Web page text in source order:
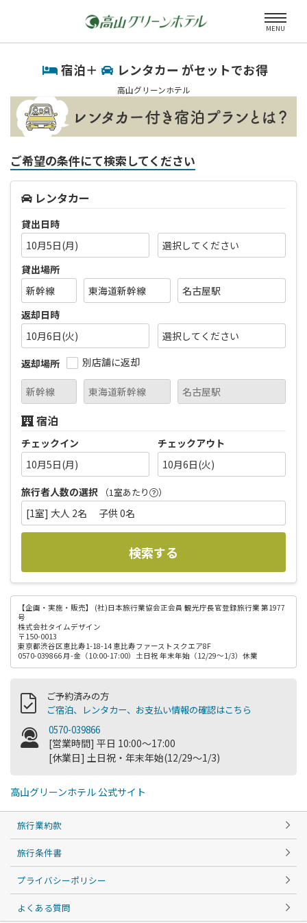
MENU
宿泊＋ レンタカー がセットでお得
高山グリーンホテル
ご希望の条件にて検索してください
レンタカー
貸出日時
10月5日(月)
貸出場所
返却日時
10月6日(火)
返却場所
別店舗に返却
宿泊
チェックイン
10月5日(月)
チェックアウト
10月6日(火)
旅行者人数の選択
（1室あたり ）
[1室] 大人 2名 子供 0名
検索する
【企画・実施・販売】
(社)日本旅行業協会正会員 観光庁長官登録旅行業 第1977
号
株式会社タイムデザイン
〒150-0013
東京都渋谷区恵比寿1-18-14 恵比寿ファーストスクエア8F
0570-039866 月-金（10:00-17:00）土日祝 年末年始（12/29～1/3）休業
ご予約済みの方
ご宿泊、レンタカー、お支払い情報の確認はこちら
0570-039866
[営業時間] 平日 10:00～17:00
[休業日] 土日祝・年末年始(12/29～1/3)
高山グリーンホテル 公式サイト
旅行業約款
旅行条件書
プライバシーポリシー
よくある質問